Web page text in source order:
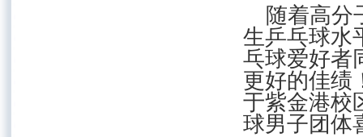
随着高分
生乒乓球水
乓球爱好者
更好的佳绩
于紫金港校
球男子团体